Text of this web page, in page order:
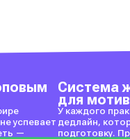
успевает
—
Система
для
У каждого
дедлайн,
подготовку.